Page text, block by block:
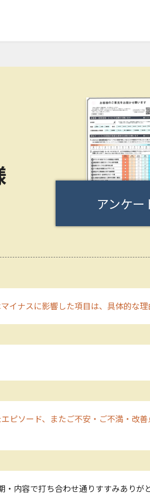
アンケー
イナスに影響した項目は、具体的な理
ピソード、またご不安・ご不満・改
内容で打ち合わせ通りすすみありが